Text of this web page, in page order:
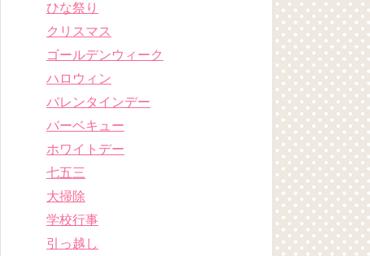
ひな祭り
クリスマス
ゴールデンウィーク
ハロウィン
バレンタインデー
バーベキュー
ホワイトデー
七五三
大掃除
学校行事
引っ越し